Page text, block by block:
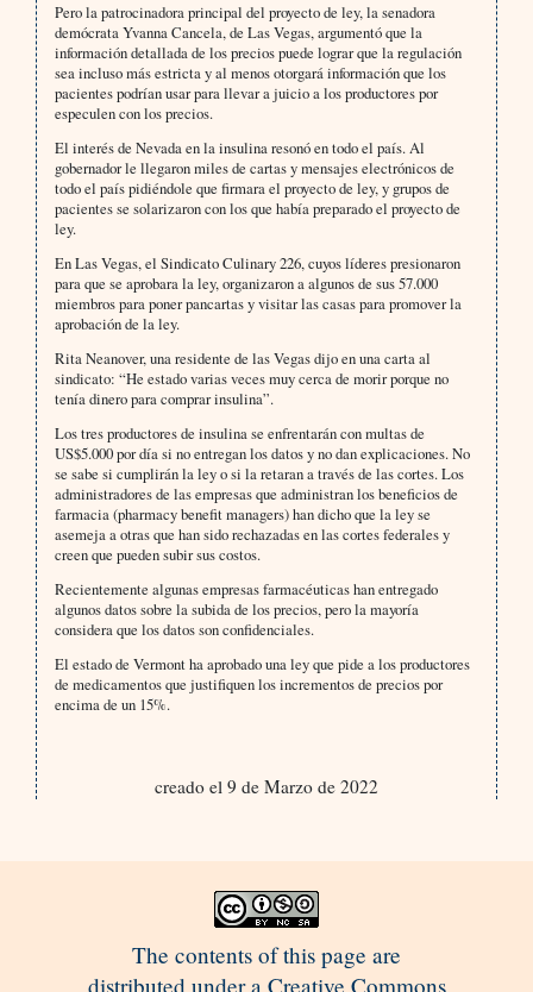
Pero la patrocinadora principal del proyecto de ley, la senadora
demócrata Yvanna Cancela, de Las Vegas, argumentó que la
información detallada de los precios puede lograr que la regulación
sea incluso más estricta y al menos otorgará información que los
pacientes podrían usar para llevar a juicio a los productores por
especulen con los precios.
El interés de Nevada en la insulina resonó en todo el país. Al
gobernador le llegaron miles de cartas y mensajes electrónicos de
todo el país pidiéndole que firmara el proyecto de ley, y grupos de
pacientes se solarizaron con los que había preparado el proyecto de
ley.
En Las Vegas, el Sindicato Culinary 226, cuyos líderes presionaron
para que se aprobara la ley, organizaron a algunos de sus 57.000
miembros para poner pancartas y visitar las casas para promover la
aprobación de la ley.
Rita Neanover, una residente de las Vegas dijo en una carta al
sindicato: “He estado varias veces muy cerca de morir porque no
tenía dinero para comprar insulina”.
Los tres productores de insulina se enfrentarán con multas de
US$5.000 por día si no entregan los datos y no dan explicaciones. No
se sabe si cumplirán la ley o si la retaran a través de las cortes. Los
administradores de las empresas que administran los beneficios de
farmacia (pharmacy benefit managers) han dicho que la ley se
asemeja a otras que han sido rechazadas en las cortes federales y
creen que pueden subir sus costos.
Recientemente algunas empresas farmacéuticas han entregado
algunos datos sobre la subida de los precios, pero la mayoría
considera que los datos son confidenciales.
El estado de Vermont ha aprobado una ley que pide a los productores
de medicamentos que justifiquen los incrementos de precios por
encima de un 15%.
creado el 9 de Marzo de 2022
The contents of this page are
distributed under a Creative Commons